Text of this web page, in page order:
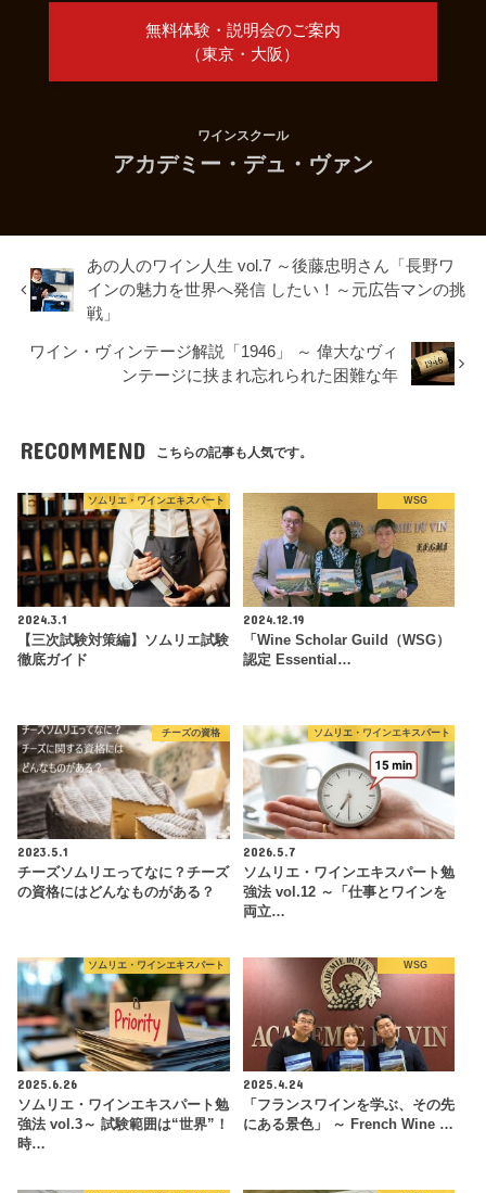
無料体験・説明会のご案内
（東京・大阪）
ワインスクール
アカデミー・デュ・ヴァン
あの人のワイン人生 vol.7 ～後藤忠明さん「長野ワ
インの魅力を世界へ発信 したい！～元広告マンの挑
戦」
ワイン・ヴィンテージ解説「1946」 ～ 偉大なヴィ
ンテージに挟まれ忘れられた困難な年
RECOMMEND こちらの記事も人気です。
ソムリエ・ワインエキスパート
2024.3.1
【三次試験対策編】ソムリエ試験
徹底ガイド
WSG
2024.12.19
「Wine Scholar Guild（WSG）
認定 Essential…
チーズの資格
2023.5.1
チーズソムリエってなに？チーズ
の資格にはどんなものがある？
ソムリエ・ワインエキスパート
2026.5.7
ソムリエ・ワインエキスパート勉
強法 vol.12 ～「仕事とワインを
両立…
ソムリエ・ワインエキスパート
2025.6.26
ソムリエ・ワインエキスパート勉
強法 vol.3～ 試験範囲は“世界”！
時…
WSG
2025.4.24
「フランスワインを学ぶ、その先
にある景色」 ～ French Wine …